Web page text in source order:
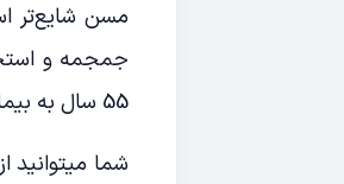
مسن شایع‌تر
55 سال به بیماری پاژه مبتلا هستند.
شما